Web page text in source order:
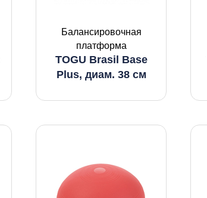
Балансировочная
платформа
TOGU Brasil Base
Plus, диам. 38 см